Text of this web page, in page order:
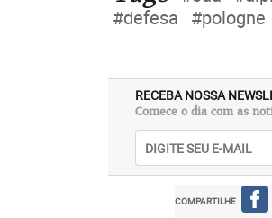
#defesa #pologne
RECEBA NOSSA
Comece o dia com as
COMPARTILHE